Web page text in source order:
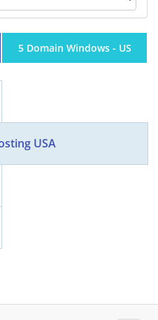
5 Domain Windows - US
USA